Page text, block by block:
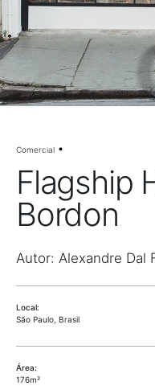
Comercial
Flagship
Bordon
Autor: Alexandre Dal
Local:
São Paulo, Brasil
Área:
176m²